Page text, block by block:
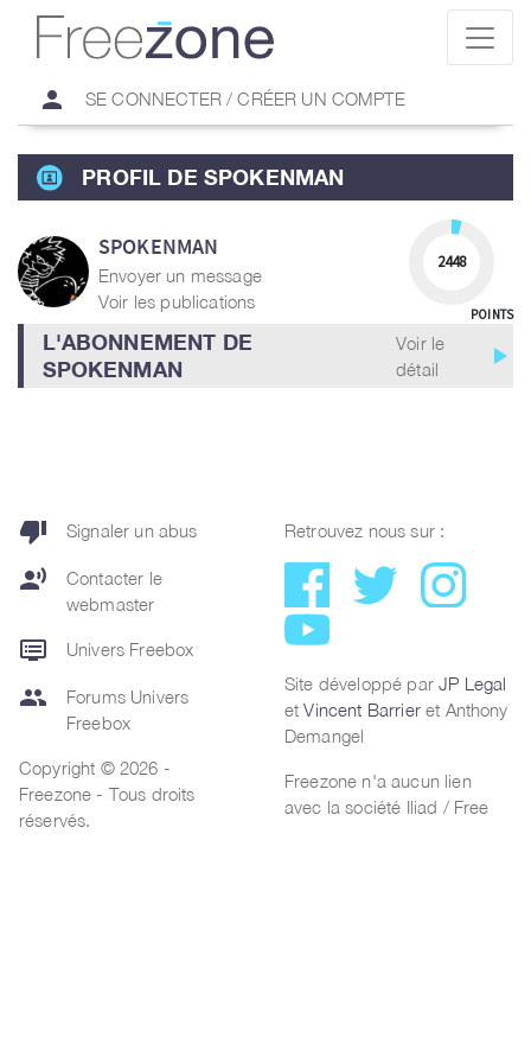
person SE CONNECTER / CRÉER UN COMPTE
PROFIL DE SPOKENMAN
SPOKENMAN
Envoyer un message
Voir les publications
2448
POINTS
L'ABONNEMENT DE
SPOKENMAN
Voir le
détail
play_arrow
thumb_down Signaler un abus
record_voice_over
Contacter le
webmaster
dvr Univers Freebox
group
Forums Univers
Freebox
Copyright © 2026 -
Freezone - Tous droits
réservés.
Retrouvez nous sur :
Site développé parJP Legal
etVincent Barrieret Anthony
Demangel
Freezone n'a aucun lien
avec la société Iliad / Free